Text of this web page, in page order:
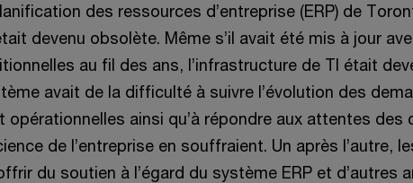
des ressources d’entreprise (ERP) de
devenu obsolète. Même s’il avait été mis à jour
au fil des ans, l’infrastructure de TI était
avait de la difficulté à suivre l’évolution des
opérationnelles ainsi qu’à répondre aux attentes des
de l’entreprise en souffraient. Un après l’autre,
du soutien à l’égard du système ERP et d’autres